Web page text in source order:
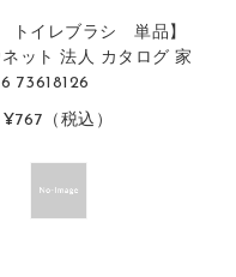
トイレブラシ 単品】
ット 法人 カタログ 家
73618126
¥767 （税込）